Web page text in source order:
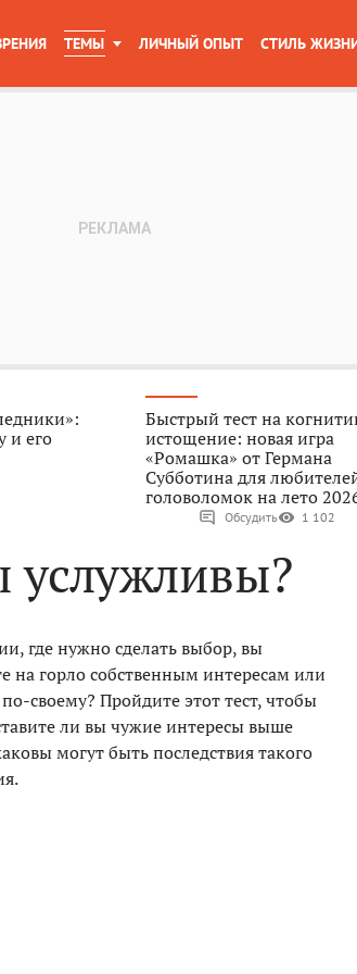
ТЕМЫ ЛИЧНЫЙ ОПЫТ СТИЛЬ
и его
Быстрый тест на
истощение: новая игра
«Ромашка» от Германа
Субботина для
головоломок на лето
Обсудить 1 102
услужливы?
где нужно сделать выбор, вы
на горло собственным интересам или
по-своему? Пройдите этот тест, чтобы
ли вы чужие интересы выше
могут быть последствия такого